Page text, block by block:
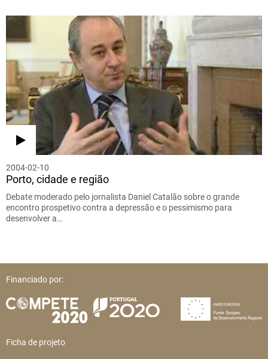
2004-02-10
Porto, cidade e região
Debate moderado pelo jornalista Daniel Catalão sobre o grande
encontro prospetivo contra a depressão e o pessimismo para
desenvolver a…
Financiado por:
Ficha de projeto